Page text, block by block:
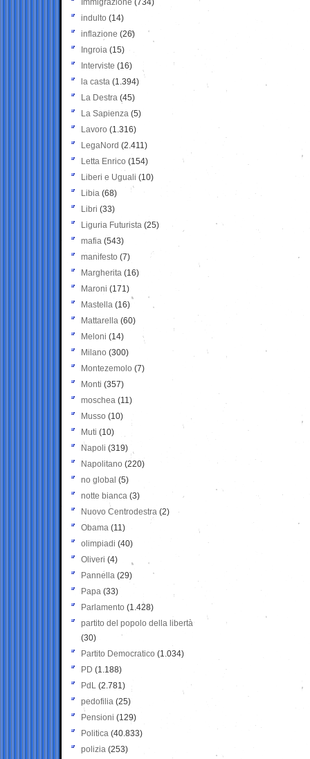
Immigrazione (734)
indulto (14)
inflazione (26)
Ingroia (15)
Interviste (16)
la casta (1.394)
La Destra (45)
La Sapienza (5)
Lavoro (1.316)
LegaNord (2.411)
Letta Enrico (154)
Liberi e Uguali (10)
Libia (68)
Libri (33)
Liguria Futurista (25)
mafia (543)
manifesto (7)
Margherita (16)
Maroni (171)
Mastella (16)
Mattarella (60)
Meloni (14)
Milano (300)
Montezemolo (7)
Monti (357)
moschea (11)
Musso (10)
Muti (10)
Napoli (319)
Napolitano (220)
no global (5)
notte bianca (3)
Nuovo Centrodestra (2)
Obama (11)
olimpiadi (40)
Oliveri (4)
Pannella (29)
Papa (33)
Parlamento (1.428)
partito del popolo della libertà
(30)
Partito Democratico (1.034)
PD (1.188)
PdL (2.781)
pedofilia (25)
Pensioni (129)
Politica (40.833)
polizia (253)